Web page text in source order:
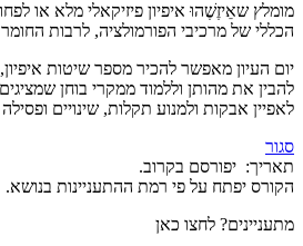
מומלץ שאֵיזֶשֶׁהוּ איפיון פיזיקאלי מלא או
הכללי של מרכיבי הפורמולציה, לרבות
יום העיון מאפשר להכיר מספר שיטות
להבין את מהותן וללמוד ממקרי בוחן
לאפיין אבקות ולמנוע תקלות, שינויים
סגור
תאריך: יפורסם בקרוב.
הקורס יפתח על פי רמת ההתעניינות בנושא.
מתעניינים? לחצו כאן